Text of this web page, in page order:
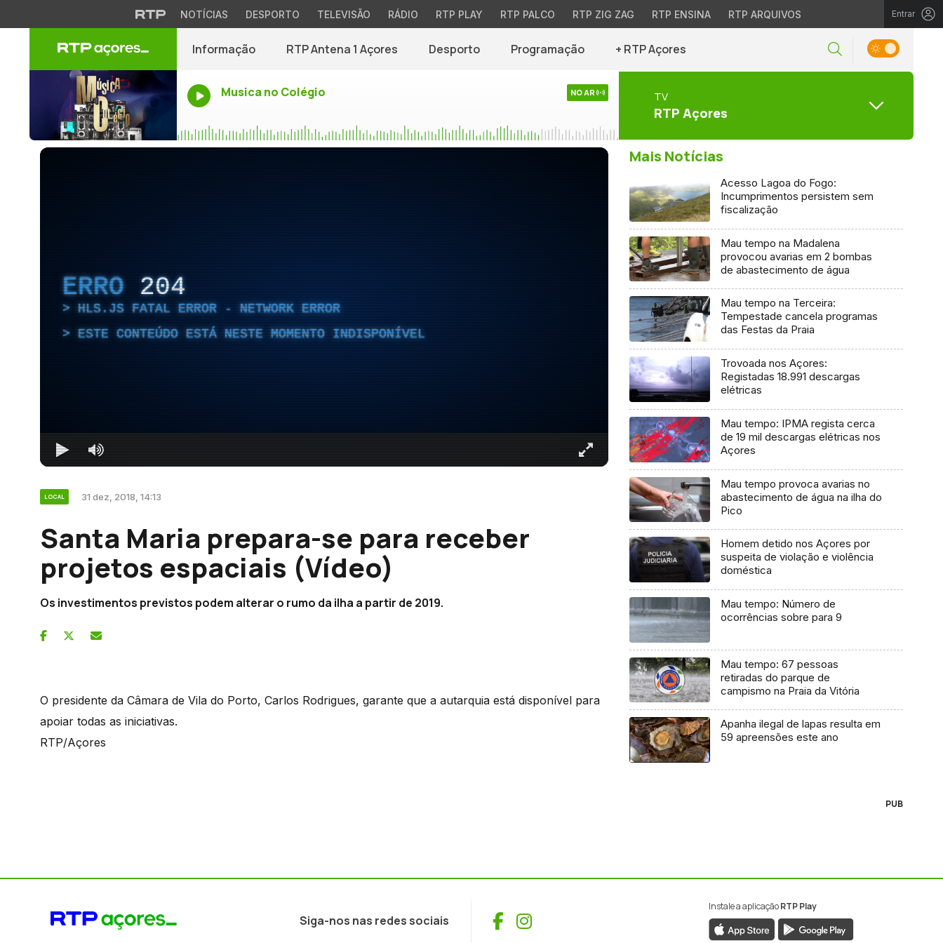
NOTÍCIAS DESPORTO TELEVISÃO RÁDIO RTP PLAY RTP PALCO RTP ZIG ZAG RTP ENSINA RTP ARQUIVOS Entrar
Informação RTP Antena 1 Açores Desporto Programação + RTP Açores
Musica no Colégio NO AR TV
RTP Açores
ERRO 204
HLS.JS FATAL ERROR - NETWORK ERROR
ESTE CONTEÚDO ESTÁ NESTE MOMENTO INDISPONÍVEL
LOCAL 31 dez, 2018, 14:13
Santa Maria prepara-se para receber
projetos espaciais (Vídeo)
Os investimentos previstos podem alterar o rumo da ilha a partir de 2019.
O presidente da Câmara de Vila do Porto, Carlos Rodrigues, garante que a autarquia está disponível para
apoiar todas as iniciativas.
RTP/Açores
Mais Notícias
Acesso Lagoa do Fogo:
Incumprimentos persistem sem
fiscalização
Mau tempo na Madalena
provocou avarias em 2 bombas
de abastecimento de água
Mau tempo na Terceira:
Tempestade cancela programas
das Festas da Praia
Trovoada nos Açores:
Registadas 18.991 descargas
elétricas
Mau tempo: IPMA regista cerca
de 19 mil descargas elétricas nos
Açores
Mau tempo provoca avarias no
abastecimento de água na ilha do
Pico
Homem detido nos Açores por
suspeita de violação e violência
doméstica
Mau tempo: Número de
ocorrências sobre para 9
Mau tempo: 67 pessoas
retiradas do parque de
campismo na Praia da Vitória
Apanha ilegal de lapas resulta em
59 apreensões este ano
PUB
Siga-nos nas redes sociais Facebook
Instagram
Instale a aplicaçãoRTP Play